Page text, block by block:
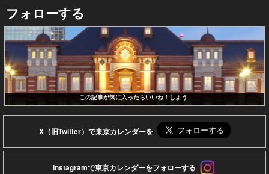
フォローする
この記事が気に入ったらいいね！しよう
X（旧Twitter）で東京カレンダーを
Instagramで東京カレンダーをフォローする